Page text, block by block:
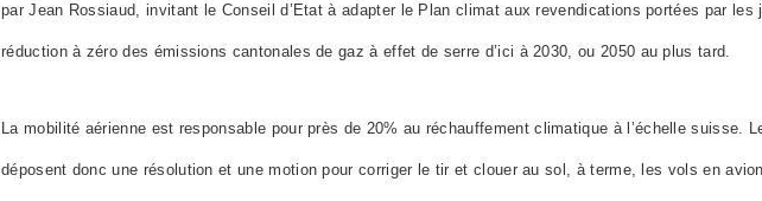
par Jean Rossiaud, invitant le Conseil d’Etat à adapter le Plan climat aux revendications portées par les
réduction à zéro des émissions cantonales de gaz à effet de serre d’ici à 2030, ou 2050 au plus tard.
La mobilité aérienne est responsable pour près de 20% au réchauffement climatique à l’échelle suisse.
déposent donc une résolution et une motion pour corriger le tir et clouer au sol, à terme, les vols en